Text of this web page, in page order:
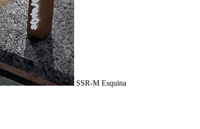
SSR-M Esquina